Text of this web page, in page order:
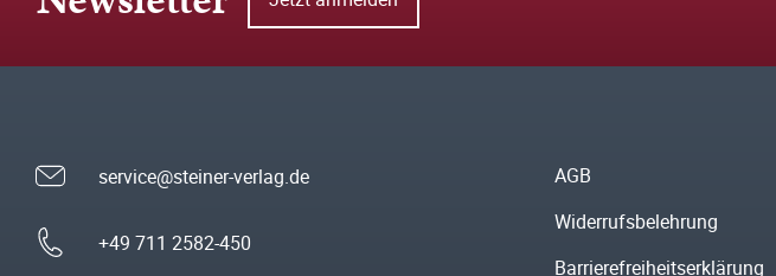
service@steiner-verlag.de
+49 711 2582-450
AGB
Widerrufsbelehrung
Barrierefreiheitserklärung